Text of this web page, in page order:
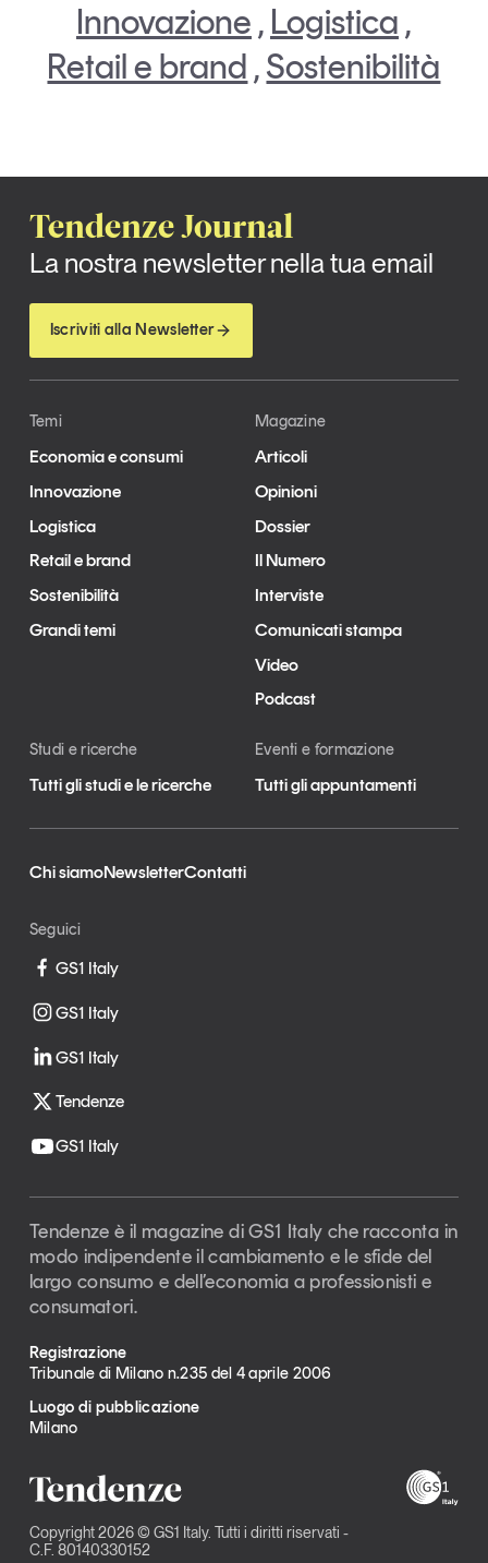
Innovazione , Logistica ,
Retail e brand ,Sostenibilità
Tendenze Journal
La nostra newsletter nella tua email
Iscriviti alla Newsletter
Temi
Economia e consumi
Innovazione
Logistica
Retail e brand
Sostenibilità
Grandi temi
Magazine
Articoli
Opinioni
Dossier
Il Numero
Interviste
Comunicati stampa
Video
Podcast
Studi e ricerche
Tutti gli studi e le ricerche
Eventi e formazione
Tutti gli appuntamenti
Chi siamoNewsletterContatti
Seguici
GS1 Italy
GS1 Italy
GS1 Italy
Tendenze
GS1 Italy
Tendenze è il magazine di GS1 Italy che racconta in
modo indipendente il cambiamento e le sfide del
largo consumo e dell’economia a professionisti e
consumatori.
Registrazione
Tribunale di Milano n.235 del 4 aprile 2006
Luogo di pubblicazione
Milano
Copyright 2026 © GS1 Italy. Tutti i diritti riservati -
C.F. 80140330152